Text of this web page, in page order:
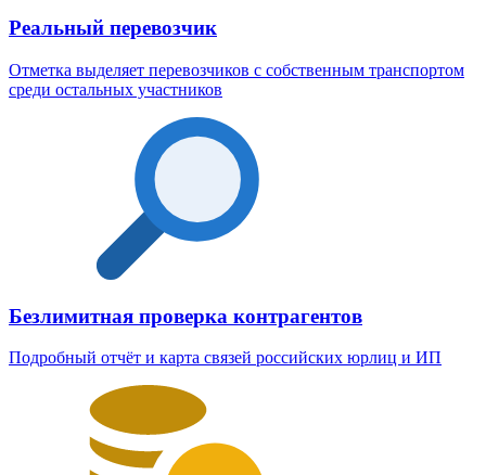
Реальный перевозчик
Отметка выделяет перевозчиков с собственным транспортом
среди остальных участников
Безлимитная проверка контрагентов
Подробный отчёт и карта связей российских юрлиц и ИП